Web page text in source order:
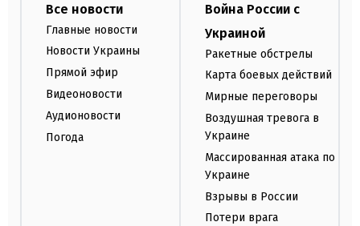
Все новости
Главные новости
Новости Украины
Прямой эфир
Видеоновости
Аудионовости
Погода
Война России с
Украиной
Ракетные обстрелы
Карта боевых действий
Мирные переговоры
Воздушная тревога в
Украине
Массированная атака по
Украине
Взрывы в России
Потери врага